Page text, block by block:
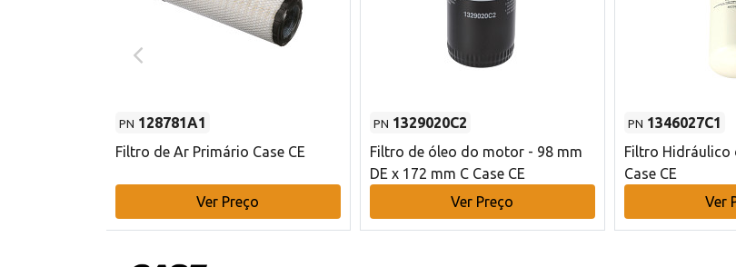
PN 128781A1
Filtro de Ar Primário Case CE
Ver Preço
PN 1329020C2
Filtro de óleo do motor - 98 mm
DE x 172 mm C Case CE
Ver Preço
PN 1346027C1
Filtro Hidráulico
Case CE
Ver